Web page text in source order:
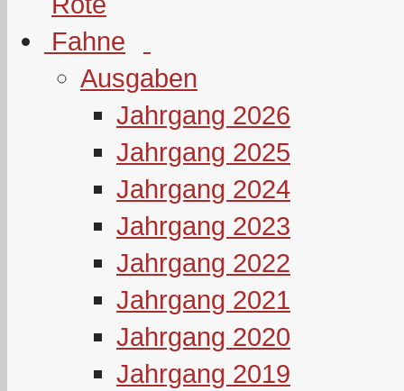
Ausgaben
Jahrgang 2026
Jahrgang 2025
Jahrgang 2024
Jahrgang 2023
Jahrgang 2022
Jahrgang 2021
Jahrgang 2020
Jahrgang 2019